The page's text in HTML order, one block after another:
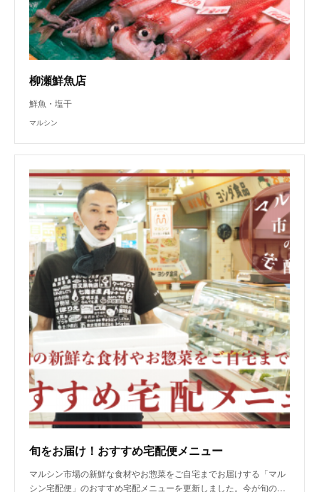
柳瀬鮮魚店
鮮魚・塩干
マルシン
旬をお届け！おすすめ宅配便メニュー
マルシン市場の新鮮な食材やお惣菜をご自宅までお届けする「マル
シン宅配便」のおすすめ宅配メニューを更新しました。今が旬の…